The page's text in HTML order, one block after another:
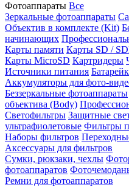
Фотоаппараты Все
Зеркальные фотоаппараты
Объектив в комплекте (Kit)
начинающих
Карты памяти Карты SD /
Карты MicroSD Картридеры
Источники питания
Аккумуляторы для фото-
Беззеркальные фотоаппараты
объектива (Body)
Светофильтры Защитные
ультрафиолетовые Фильтры
Наборы фильтров
Аксессуары для фильтров
Сумки, рюкзаки, чехлы
фотоаппаратов
Ремни для фотоаппаратов